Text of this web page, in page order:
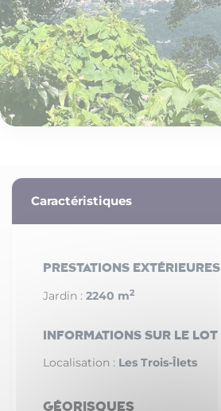
Caractéristiques
Prestations extérieures
Jardin :2240 m2
Informations sur le lot
Localisation : Les Trois-Îlets
Géorisques